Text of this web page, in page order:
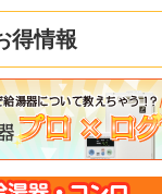
得情報